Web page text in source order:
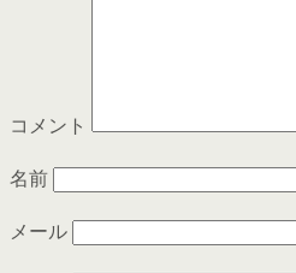
コメント
名前
メール